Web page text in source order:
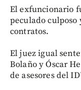
El exfuncionario
peculado
contratos.
El juez igual
Bolaño y Óscar
de asesores del